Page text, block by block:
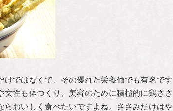
ではなくて、その優れた栄養価でも有名です
性も体つくり、美容のために積極的に鶏ささ
おいしく食べたいですよね。ささみだけはや